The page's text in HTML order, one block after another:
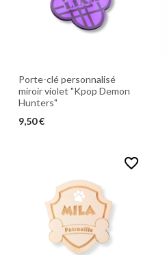
Porte-clé personnalisé
miroir violet "Kpop Demon
Hunters"
9,50 €
favorite_border